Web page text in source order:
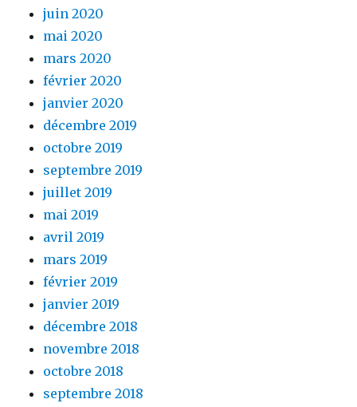
juin 2020
mai 2020
mars 2020
février 2020
janvier 2020
décembre 2019
octobre 2019
septembre 2019
juillet 2019
mai 2019
avril 2019
mars 2019
février 2019
janvier 2019
décembre 2018
novembre 2018
octobre 2018
septembre 2018